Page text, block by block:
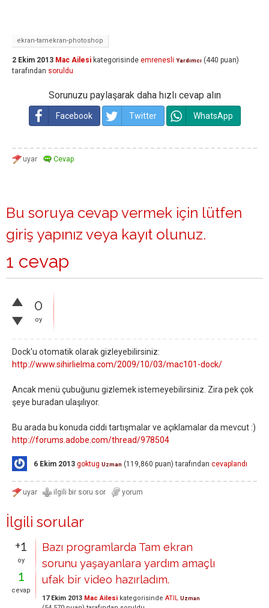
ekran-tamekran-photoshop
2 Ekim 2013 Mac Ailesi kategorisinde emrenesli Yardımcı (440 puan)
tarafından soruldu
Sorunuzu paylaşarak daha hızlı cevap alın
Facebook Twitter WhatsApp
Bu soruya cevap vermek için lütfen
giriş yapınız veya kayıt olunuz.
1 cevap
0
oy
Dock'u otomatik olarak gizleyebilirsiniz:
http://www.sihirlielma.com/2009/10/03/mac101-dock/
Ancak menü çubuğunu gizlemek istemeyebilirsiniz. Zira pek çok
şeye buradan ulaşılıyor.
Bu arada bu konuda ciddi tartışmalar ve açıklamalar da mevcut :)
http://forums.adobe.com/thread/978504
6 Ekim 2013 goktug Uzman (119,860 puan) tarafından cevaplandı
İlgili sorular
+1
oy
1
cevap
Bazı programlarda Tam ekran
sorunu yaşayanlara yardım amaçlı
ufak bir video hazırladım.
17 Ekim 2013 Mac Ailesi kategorisinde ATIL Uzman